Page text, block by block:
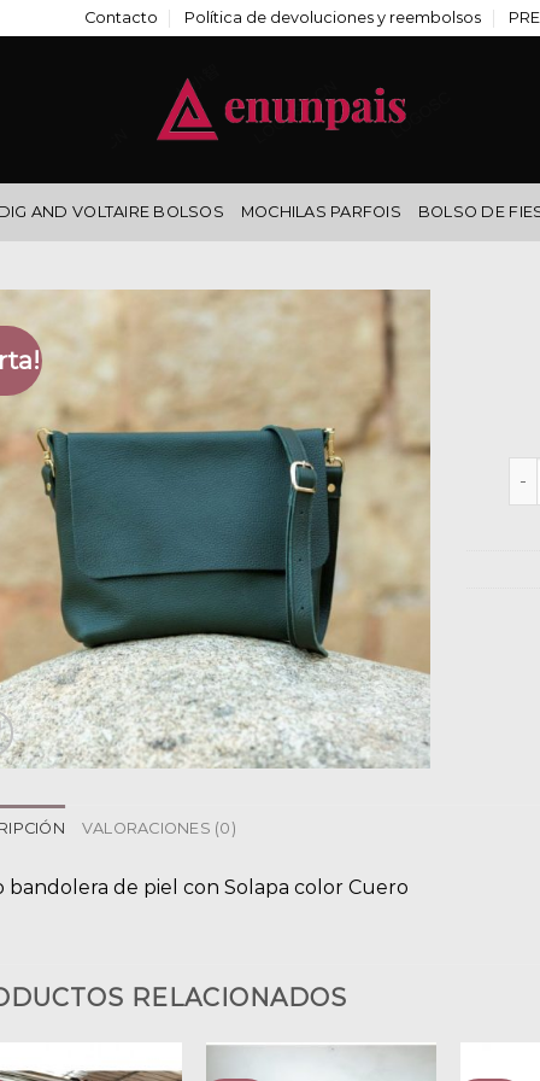
Contacto Política de devoluciones y reembolsos
AND VOLTAIRE BOLSOS MOCHILAS PARFOIS BOLSO DE
VALORACIONES (0)
bandolera de piel con Solapa color Cuero
RELACIONADOS